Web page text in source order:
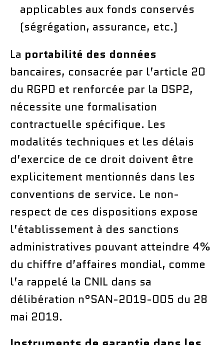
applicables aux fonds conservés
(ségrégation, assurance, etc.)
La portabilité des données
bancaires, consacrée par l’article 20
du RGPD et renforcée par la DSP2,
nécessite une formalisation
contractuelle spécifique. Les
modalités techniques et les délais
d’exercice de ce droit doivent être
explicitement mentionnés dans les
conventions de service. Le non-
respect de ces dispositions expose
l’établissement à des sanctions
administratives pouvant atteindre 4%
du chiffre d’affaires mondial, comme
l’a rappelé la CNIL dans sa
délibération n°SAN-2019-005 du 28
mai 2019.